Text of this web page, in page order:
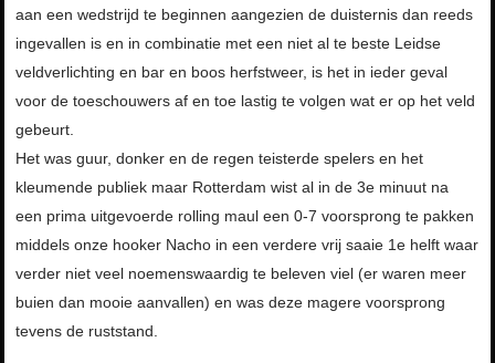
aan een wedstrijd te beginnen aangezien de duisternis dan reeds
ingevallen is en in combinatie met een niet al te beste Leidse
veldverlichting en bar en boos herfstweer, is het in ieder geval
voor de toeschouwers af en toe lastig te volgen wat er op het veld
gebeurt.
Het was guur, donker en de regen teisterde spelers en het
kleumende publiek maar Rotterdam wist al in de 3e minuut na
een prima uitgevoerde rolling maul een 0-7 voorsprong te pakken
middels onze hooker Nacho in een verdere vrij saaie 1e helft waar
verder niet veel noemenswaardig te beleven viel (er waren meer
buien dan mooie aanvallen) en was deze magere voorsprong
tevens de ruststand.